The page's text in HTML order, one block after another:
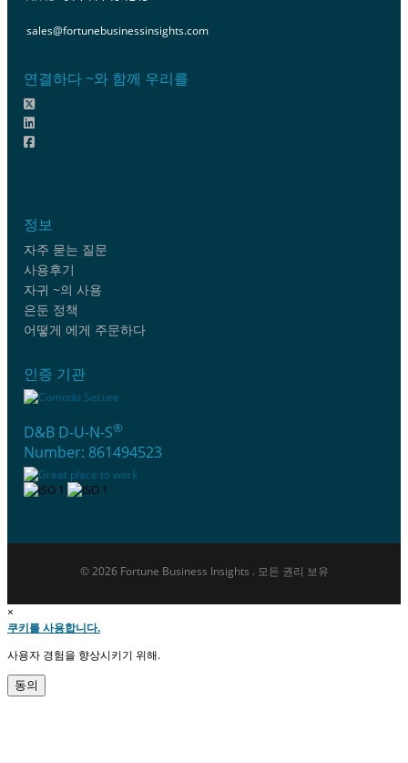
sales@fortunebusinessinsights.com
연결하다 ~와 함께 우리를
정보
자주 묻는 질문
사용후기
자귀 ~의 사용
은둔 정책
어떻게 에게 주문하다
인증 기관
D&B D-U-N-S®
Number: 861494523
© 2026 Fortune Business Insights . 모든 권리 보유
×
쿠키를 사용합니다.
사용자 경험을 향상시키기 위해.
동의